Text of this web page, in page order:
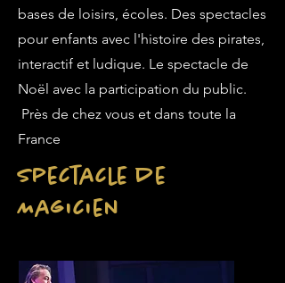
bases de loisirs, écoles. Des spectacles
pour enfants avec l'histoire des pirates,
interactif et ludique. Le spectacle de
Noël avec la participation du public.
Près de chez vous et dans toute la
France
Spectacle de
Magicien